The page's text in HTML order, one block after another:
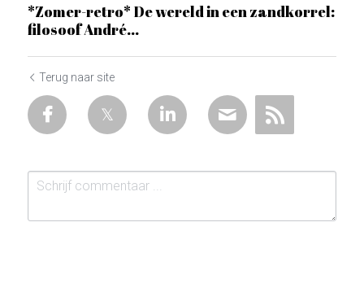
*Zomer-retro* De wereld in een zandkorrel:
filosoof André...
Terug naar site